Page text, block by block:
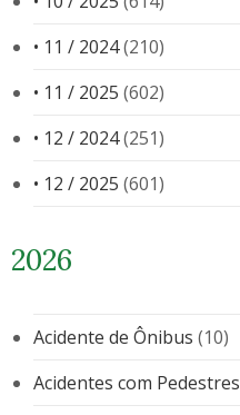
• 11 / 2024(210)
• 11 / 2025 (602)
• 12 / 2024(251)
• 12 / 2025 (601)
2026
Acidente de Ônibus (10)
Acidentes com Pedestres